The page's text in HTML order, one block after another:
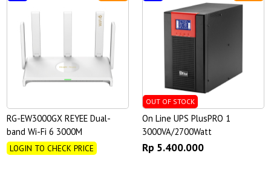
RG-EW3000GX REYEE Dual-
band Wi-Fi 6 3000M
LOGIN TO CHECK PRICE
OUT OF STOCK
On Line UPS PlusPRO 1
3000VA/2700Watt
Rp 5.400.000